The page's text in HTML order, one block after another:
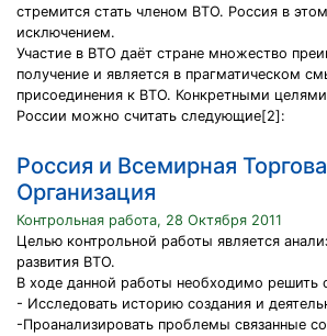
стремится стать членом ВТО. Россия в
исключением.
Участие в ВТО даёт стране множество
получение и является в прагматическом
присоединения к ВТО. Конкретными
России можно считать следующие[2]:
Россия и Всемирная
Организация
Контрольная работа, 28 Октября 2011
Целью контрольной работы является
развития ВТО.
В ходе данной работы необходимо решить
- Исследовать историю создания и
-Проанализировать проблемы связанные